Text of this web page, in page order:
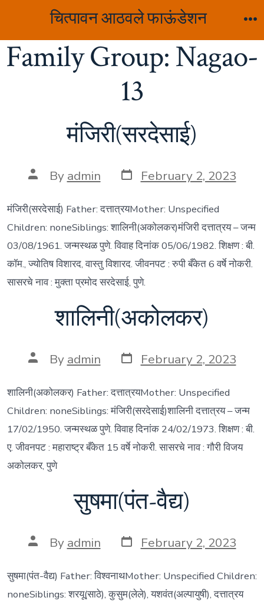
content
चित्पावन आठवले फाऊंडेशन
Family Group:Nagao-
13
मंजिरी(सरदेसाई)
Post
author
By admin Post
date
February 2, 2023
मंजिरी(सरदेसाई) Father: दत्तात्रयMother: Unspecified
Children: noneSiblings: शालिनी(अकोलकर)मंजिरी दत्तात्रय – जन्म
03/08/1961. जन्मस्थळ पुणे. विवाह दिनांक 05/06/1982. शिक्षण : बी.
कॉम., ज्योतिष विशारद, वास्तु विशारद. जीवनपट : रुपी बँकेत 6 वर्षे नोकरी.
सासरचे नाव : मुक्ता प्रमोद सरदेसाई, पुणे.
शालिनी(अकोलकर)
Post
author
By admin Post
date
February 2, 2023
शालिनी(अकोलकर) Father: दत्तात्रयMother: Unspecified
Children: noneSiblings: मंजिरी(सरदेसाई)शालिनी दत्तात्रय – जन्म
17/02/1950. जन्मस्थळ पुणे. विवाह दिनांक 24/02/1973. शिक्षण : बी.
ए. जीवनपट : महाराष्ट्र बँकेत 15 वर्षे नोकरी. सासरचे नाव : गौरी विजय
अकोलकर, पुणे
सुषमा(पंत-वैद्य)
Post
author
By admin Post
date
February 2, 2023
सुषमा(पंत-वैद्य) Father: विश्वनाथMother: Unspecified Children:
noneSiblings: शरयू(साठे), कुसुम(लेले), यशवंत(अल्पायुषी), दत्तात्रय